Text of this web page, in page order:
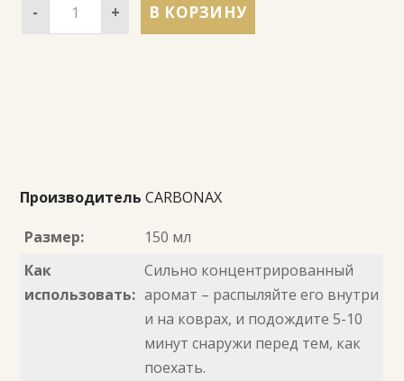
- + В КОРЗИНУ
Производитель CARBONAX
Размер:
150 мл
Как
использовать:
Сильно концентрированный
аромат – распыляйте его внутри
и на коврах, и подождите 5-10
минут снаружи перед тем, как
поехать.